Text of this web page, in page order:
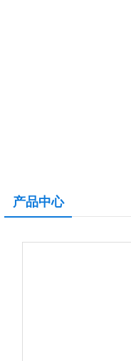
产品中心